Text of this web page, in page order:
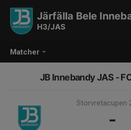
Matcher
Järfälla Bele
H3/JAS
JB Innebandy JAS -
Storvretacupen
-